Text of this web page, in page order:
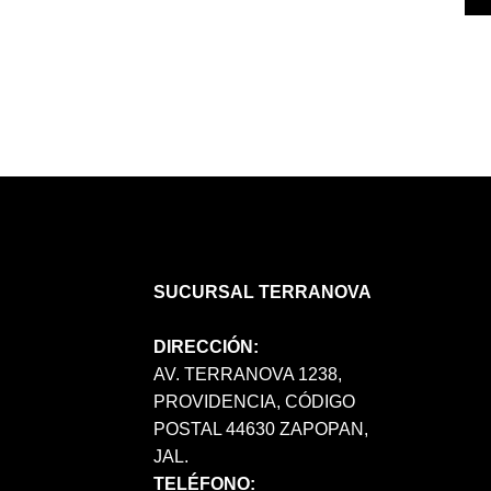
SUCURSAL TERRANOVA
DIRECCIÓN:
AV. TERRANOVA 1238,
PROVIDENCIA, CÓDIGO
POSTAL 44630 ZAPOPAN,
JAL.
TELÉFONO: